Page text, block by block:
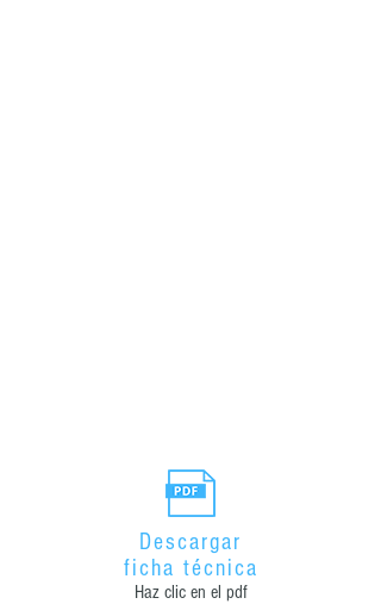
Descargar
ficha técnica
Haz clic en el pdf